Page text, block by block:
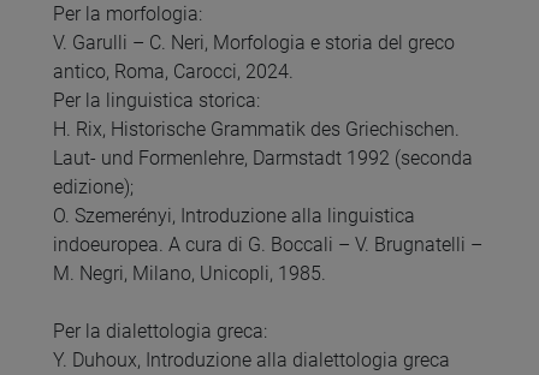
Per la morfologia:
V. Garulli – C. Neri, Morfologia e storia del greco
antico, Roma, Carocci, 2024.
Per la linguistica storica:
H. Rix, Historische Grammatik des Griechischen.
Laut- und Formenlehre, Darmstadt 1992 (seconda
edizione);
O. Szemerényi, Introduzione alla linguistica
indoeuropea. A cura di G. Boccali – V. Brugnatelli –
M. Negri, Milano, Unicopli, 1985.
Per la dialettologia greca:
Y. Duhoux, Introduzione alla dialettologia greca